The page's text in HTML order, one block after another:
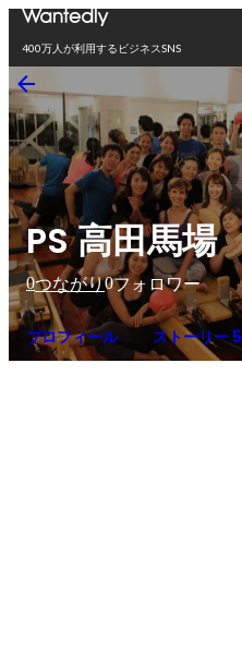
400万人が利用するビジネスSNS
PS 高田馬場
0つながり0フォロワー
プロフィール ストーリー 5